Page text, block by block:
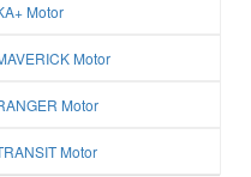
Motor
Motor
Motor
Motor